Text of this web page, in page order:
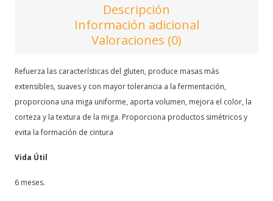
Descripción
Información adicional
Valoraciones (0)
Refuerza las características del gluten, produce masas más
extensibles, suaves y con mayor tolerancia a la fermentación,
proporciona una miga uniforme, aporta volumen, mejora el color, la
corteza y la textura de la miga. Proporciona productos simétricos y
evita la formación de cintura
Vida Útil
6 meses.